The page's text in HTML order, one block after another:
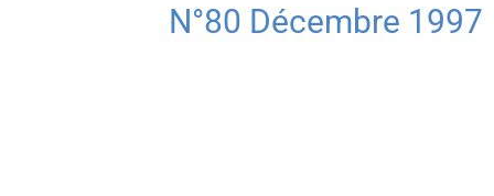
N°80 Décembre 1997